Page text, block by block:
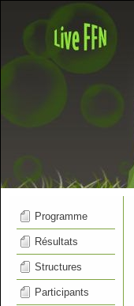
Programme
Résultats
Structures
Participants